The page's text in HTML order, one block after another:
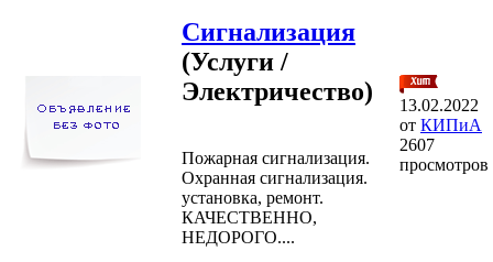
Сигнализация
(Услуги /
Электричество)
Пожарная сигнализация.
Охранная сигнализация.
установка, ремонт.
КАЧЕСТВЕННО,
НЕДОРОГО....
13.02.2022
от КИПиА
2607
просмотров